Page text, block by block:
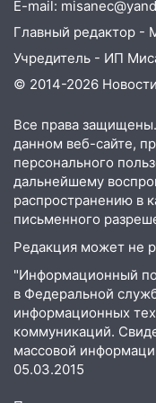
18:14 Прогноз
Ульяновской
18:00
экстрим: в
17:30 Где есть
августа после
17:05 «Обыск»
Ульяновске
сообщницу
Вешкайме
знакомым
больницей
16:06
18-
E-mail:
Главный редактор -
Учредитель - ИП
© 2014-2026
Все права
данном веб-сайте,
персонального
дальнейшему
распространению в
письменного
Редакция может не
"Информационный
в Федеральной
информационных
коммуникаций.
массовой
05.03.2015